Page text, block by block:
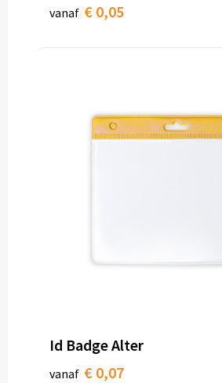
vanaf € 0,05
Id Badge Alter
vanaf € 0,07